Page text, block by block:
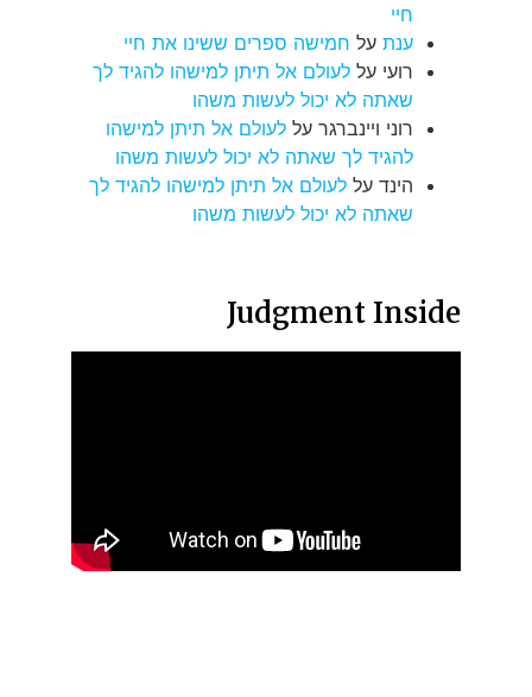
חיי
ענת על חמישה ספרים ששינו את חיי
רועי על לעולם אל תיתן למישהו להגיד לך
שאתה לא יכול לעשות משהו
רוני ויינברגר על לעולם אל תיתן למישהו
להגיד לך שאתה לא יכול לעשות משהו
הינד על לעולם אל תיתן למישהו להגיד לך
שאתה לא יכול לעשות משהו
Judgment Inside